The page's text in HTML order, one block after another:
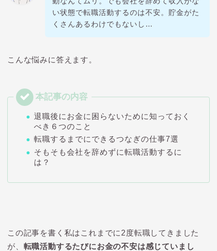
い状態で転職活動するのは不安。貯金がた
くさんあるわけでもないし…
こんな悩みに答えます。
退職後にお金に困らないために知っておく
べき６つのこと
転職するまでにできるつなぎの仕事7選
そもそも会社を辞めずに転職活動するに
は？
この記事を書く私はこれまでに2度転職してきました
が、 転職活動するたびにお金の不安は感じていまし